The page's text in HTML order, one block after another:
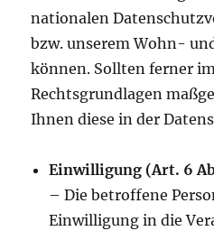
nationalen
bzw. unserem Wohn-
können. Sollten ferner
Rechtsgrundlagen
Ihnen diese in der
Einwilligung (Art. 6
– Die betroffene
Einwilligung in die